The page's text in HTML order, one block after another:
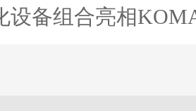
设备组合亮相